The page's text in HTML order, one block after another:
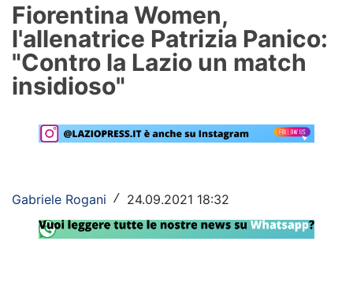
Formello
Infortuni
Primavera
Calciomercato
Rassegna Lazio
Social
Fiorentina Women,
l'allenatrice Patrizia Panico:
"Contro la Lazio un match
insidioso"
Gabriele Rogani / 24.09.2021 18:32